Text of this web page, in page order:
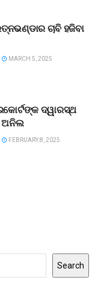
ଚାବି ହଜିବା
MARCH 5, 2025
ଦ୍ୱାରସ୍ଥ
ଅନିଲ
FEBRUARY 8, 2025
Search